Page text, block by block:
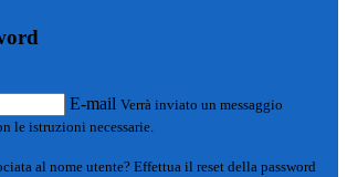
E-mail Verrà inviato un messaggio
le istruzioni necessarie.
al nome utente? Effettua il reset della password